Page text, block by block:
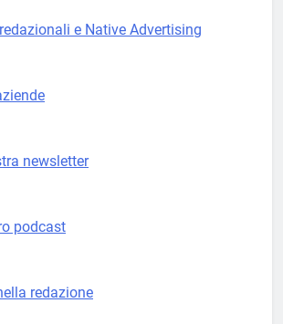
e Native Advertising
newsletter
podcast
redazione